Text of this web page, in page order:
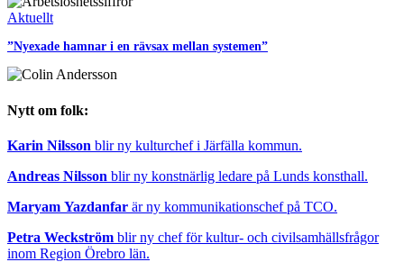
Aktuellt
”Nyexade hamnar i en rävsax mellan systemen”
Nytt om folk:
Karin Nilsson blir ny kulturchef i Järfälla kommun.
Andreas Nilsson blir ny konstnärlig ledare på Lunds konsthall.
Maryam Yazdanfar är ny kommunikationschef på TCO.
Petra Weckström blir ny chef för kultur- och civilsamhällsfrågor
inom Region Örebro län.